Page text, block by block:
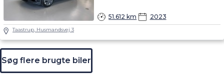
51.612 km 2023
Taastrup, Husmandsvej 3
Søg flere brugte biler